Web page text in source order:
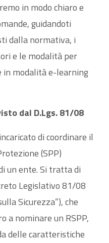
in modo chiaro e
guidandoti
dalla normativa, i
e le modalità per
in modalità e-learning
dal D.Lgs. 81/08
di coordinare il
(SPP)
un ente. Si tratta di
Legislativo 81/08
Sicurezza”), che
a nominare un RSPP,
delle caratteristiche